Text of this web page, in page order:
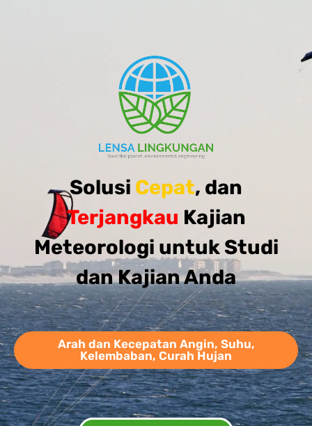
Solusi Cepat, dan
Terjangkau Kajian
Meteorologi untuk Studi
dan Kajian Anda
Arah dan Kecepatan Angin, Suhu,
Kelembaban, Curah Hujan